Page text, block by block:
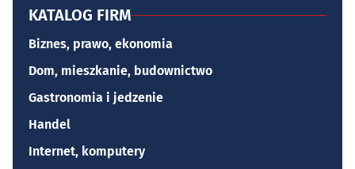
KATALOG FIRM
Biznes, prawo, ekonomia
Dom, mieszkanie, budownictwo
Gastronomia i jedzenie
Handel
Internet, komputery